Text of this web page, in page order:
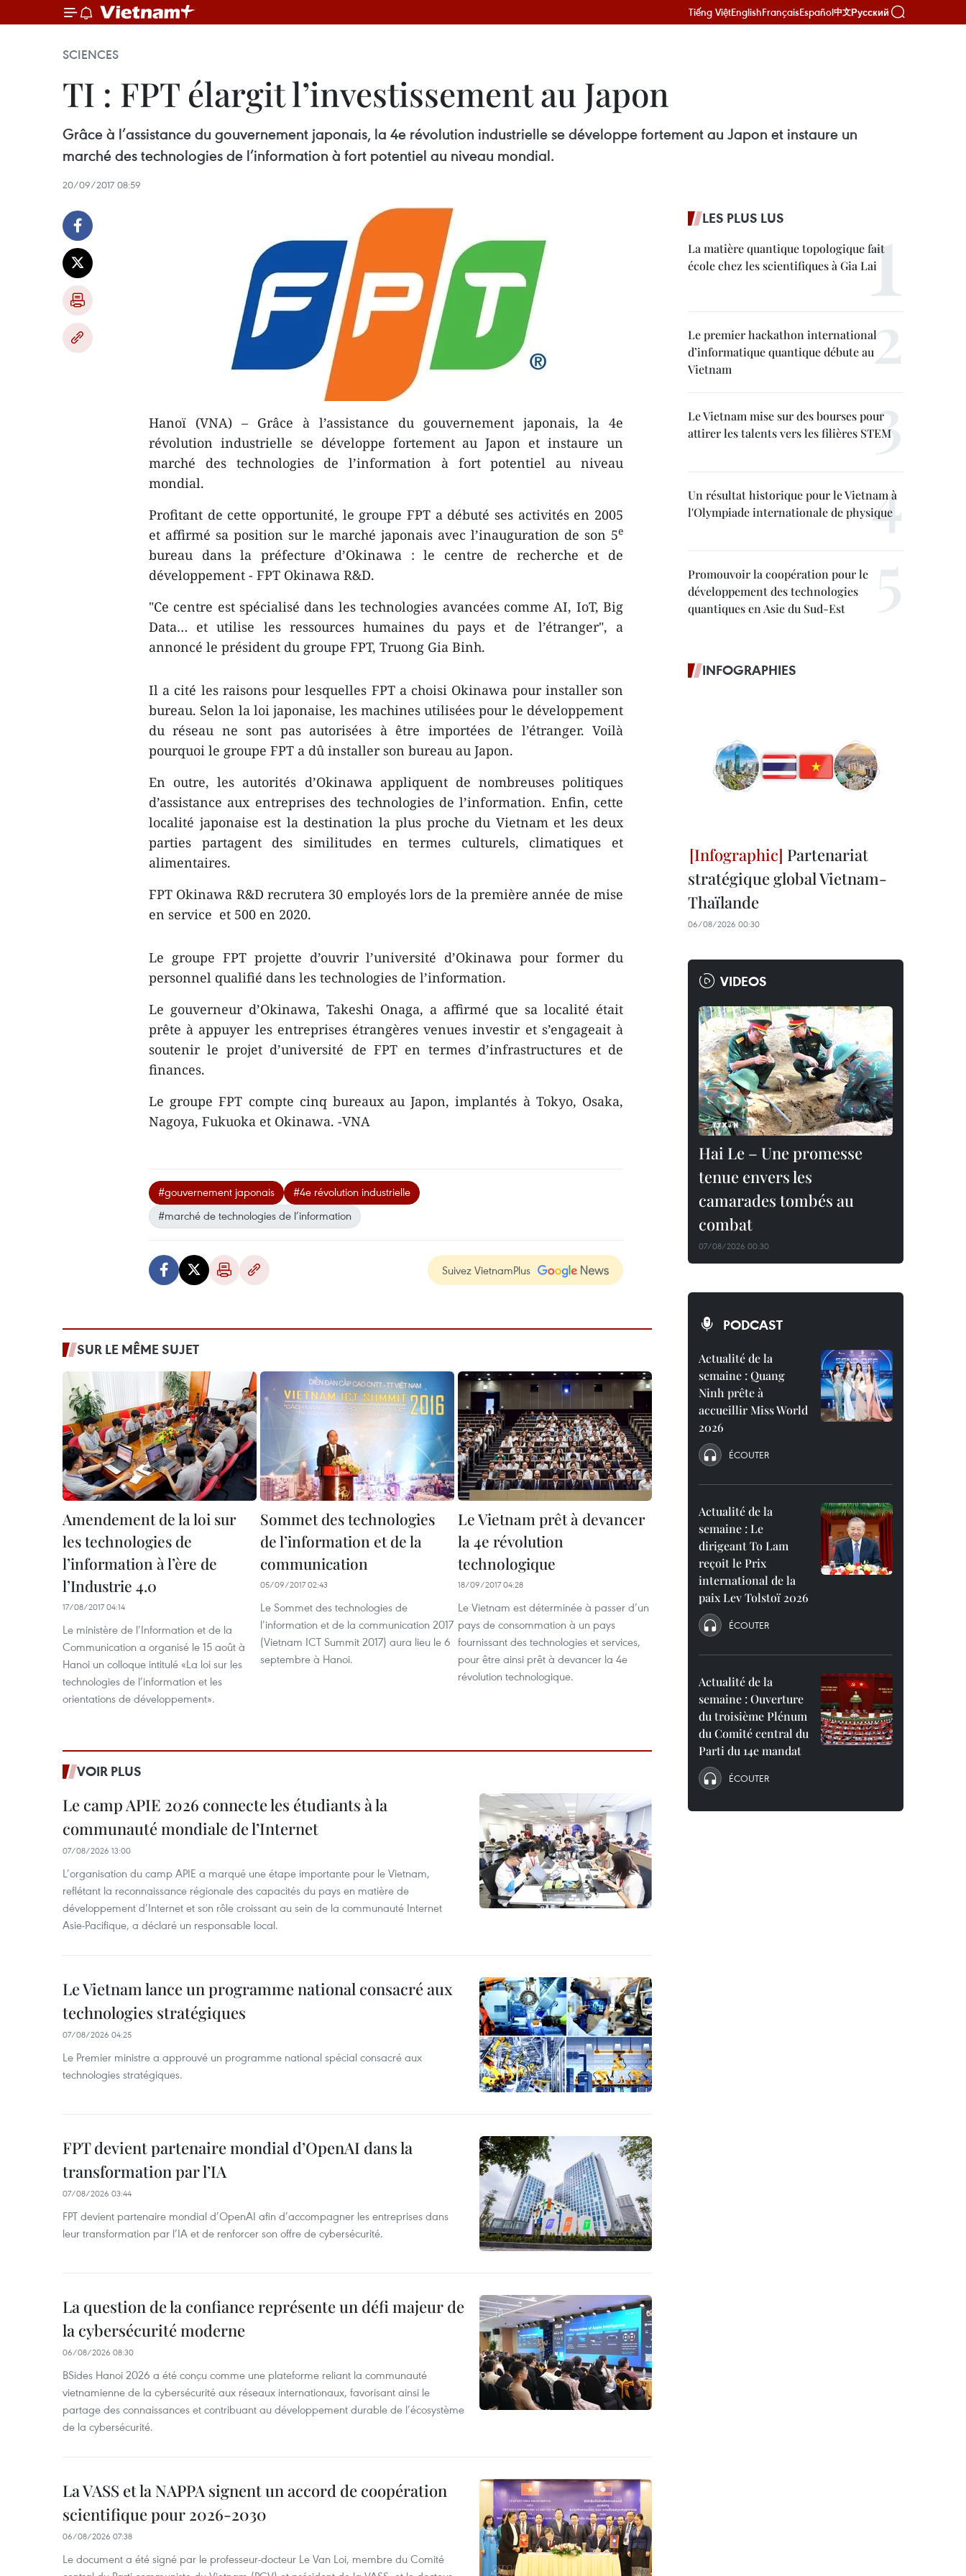
Tiếng ViệtEnglishFrançaisEspañol中文Русский
SCIENCES
TI : FPT élargit l’investissement au Japon
Grâce à l’assistance du gouvernement japonais, la 4e révolution industrielle se développe fortement au Japon et instaure un
marché des technologies de l’information à fort potentiel au niveau mondial.
20/09/2017 08:59
Hanoï (VNA) – Grâce à l’assistance du gouvernement japonais, la 4e
révolution industrielle se développe fortement au Japon et instaure un
marché des technologies de l’information à fort potentiel au niveau
mondial.
Profitant de cette opportunité, le groupe FPT a débuté ses activités en 2005
et affirmé sa position sur le marché japonais avec l’inauguration de son 5e
bureau dans la préfecture d’Okinawa : le centre de recherche et de
développement - FPT Okinawa R&D.
"Ce centre est spécialisé dans les technologies avancées comme AI, IoT, Big
Data… et utilise les ressources humaines du pays et de l’étranger", a
annoncé le président du groupe FPT, Truong Gia Binh.
Il a cité les raisons pour lesquelles FPT a choisi Okinawa pour installer son
bureau. Selon la loi japonaise, les machines utilisées pour le développement
du réseau ne sont pas autorisées à être importées ​de l’étranger. Voilà
pourquoi le groupe FPT a dû installer son bureau au Japon.
En outre, les autorités d’Okinawa appliquent de nombreuses politiques
d’assistance aux entreprises des technologies de l’information. Enfin, cette
localité japonaise est la destination la plus proche du Vietnam et les deux
parties partagent des similitudes en termes culturels, climatiques et
alimentaires.
FPT Okinawa R&D recrutera 30 employés lors de la première année de mise
en service et 500 en 2020.
Le groupe FPT projette d’ouvrir l’université d’Okinawa pour former du
personnel qualifié dans les technologies de l’information.
Le gouverneur d’Okinawa, Takeshi Onaga, a affirmé que sa localité était
prête à appuyer les entreprises étrangères venues investir et s’engageait à
soutenir le projet d’université de FPT en termes d’infrastructures et de
finances.
Le groupe FPT compte cinq bureaux au Japon, implantés à Tokyo, Osaka,
Nagoya, Fukuoka et Okinawa. -VNA
#gouvernement japonais
#4e révolution industrielle
#marché de technologies de l’information
Suivez VietnamPlus
SUR LE MÊME SUJET
Amendement de la loi sur
les technologies de
l’information à l’ère de
l’Industrie 4.0
17/08/2017 04:14
Le ministère de l’Information et de la
Communication a organisé le 15 août à
Hanoi un colloque intitulé «La loi sur les
technologies de l’information et les
orientations de développement».
Sommet des technologies
de l’information et de la
communication
05/09/2017 02:43
Le Sommet des technologies de
l’information et de la communication 2017
(Vietnam ICT Summit 2017) aura lieu le 6
septembre à Hanoi.
Le Vietnam prêt à devancer
la 4e révolution
technologique
18/09/2017 04:28
Le Vietnam est déterminée à passer d’un
pays de consommation à un pays
fournissant des technologies et services,
pour être ainsi prêt à devancer la 4e
révolution technologique.
VOIR PLUS
Le camp APIE 2026 connecte les étudiants à la
communauté mondiale de l’Internet
07/08/2026 13:00
L’organisation du camp APIE a marqué une étape importante pour le Vietnam,
reflétant la reconnaissance régionale des capacités du pays en matière de
développement d’Internet et son rôle croissant au sein de la communauté Internet
Asie-Pacifique, a déclaré un responsable local.
Le Vietnam lance un programme national consacré aux
technologies stratégiques
07/08/2026 04:25
Le Premier ministre a approuvé un programme national spécial consacré aux
technologies stratégiques.
FPT devient partenaire mondial d’OpenAI dans la
transformation par l’IA
07/08/2026 03:44
FPT devient partenaire mondial d’OpenAI afin d’accompagner les entreprises dans
leur transformation par l’IA et de renforcer son offre de cybersécurité.
La question de la confiance représente un défi majeur de
la cybersécurité moderne
06/08/2026 08:30
BSides Hanoi 2026 a été conçu comme une plateforme reliant la communauté
vietnamienne de la cybersécurité aux réseaux internationaux, favorisant ainsi le
partage des connaissances et contribuant au développement durable de l’écosystème
de la cybersécurité.
La VASS et la NAPPA signent un accord de coopération
scientifique pour 2026-2030
06/08/2026 07:38
Le document a été signé par le professeur-docteur Le Van Loi, membre du Comité
LES PLUS LUS
La matière quantique topologique fait
école chez les scientifiques à Gia Lai
Le premier hackathon international
d’informatique quantique débute au
Vietnam
Le Vietnam mise sur des bourses pour
attirer les talents vers les filières STEM
Un résultat historique pour le Vietnam à
l'Olympiade internationale de physique
Promouvoir la coopération pour le
développement des technologies
quantiques en Asie du Sud-Est
INFOGRAPHIES
Partenariat
stratégique global Vietnam-
Thaïlande
06/08/2026 00:30
VIDEOS
Hai Le – Une promesse
tenue envers les
camarades tombés au
combat
07/08/2026 00:30
PODCAST
Actualité de la
semaine : Quang
Ninh prête à
accueillir Miss World
2026
ÉCOUTER
Actualité de la
semaine : Le
dirigeant To Lam
reçoit le Prix
international de la
paix Lev Tolstoï 2026
ÉCOUTER
Actualité de la
semaine : Ouverture
du troisième Plénum
du Comité central du
Parti du 14e mandat
ÉCOUTER